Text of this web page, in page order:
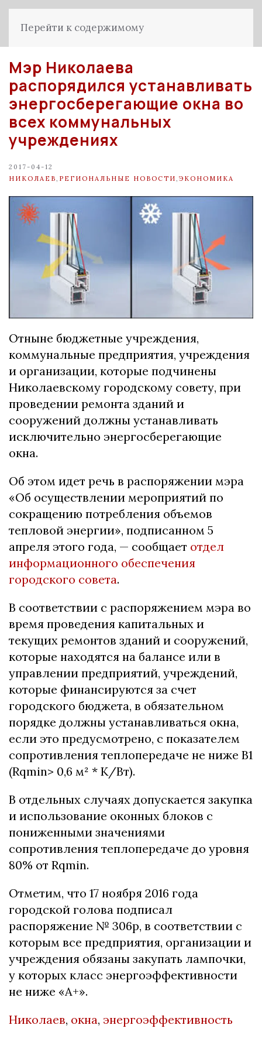
Перейти к содержимому
Мэр Николаева
распорядился устанавливать
энергосберегающие окна во
всех коммунальных
учреждениях
2017-04-12
НИКОЛАЕВ РЕГИОНАЛЬНЫЕ НОВОСТИ ЭКОНОМИКА
Отныне бюджетные учреждения,
коммунальные предприятия, учреждения
и организации, которые подчинены
Николаевскому городскому совету, при
проведении ремонта зданий и
сооружений должны устанавливать
исключительно энергосберегающие
окна.
Об этом идет речь в распоряжении мэра
«Об осуществлении мероприятий по
сокращению потребления объемов
тепловой энергии», подписанном 5
апреля этого года, — сообщает отдел
информационного обеспечения
городского совета.
В соответствии с распоряжением мэра во
время проведения капитальных и
текущих ремонтов зданий и сооружений,
которые находятся на балансе или в
управлении предприятий, учреждений,
которые финансируются за счет
городского бюджета, в обязательном
порядке должны устанавливаться окна,
если это предусмотрено, с показателем
сопротивления теплопередаче не ниже В1
(Rqmin> 0,6 м² * K/Вт).
В отдельных случаях допускается закупка
и использование оконных блоков с
пониженными значениями
сопротивления теплопередаче до уровня
80% от Rqmin.
Отметим, что 17 ноября 2016 года
городской голова подписал
распоряжение № 306р, в соответствии с
которым все предприятия, организации и
учреждения обязаны закупать лампочки,
у которых класс энергоэффективности
не ниже «А+».
Николаев, окна, энергоэффективность